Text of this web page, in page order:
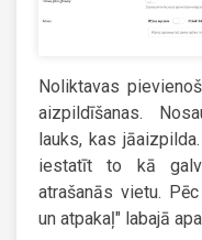
Noliktavas
aizpildīšanas.
lauks, kas
iestatīt to kā
atrašanās vietu.
un atpakaļ" labajā